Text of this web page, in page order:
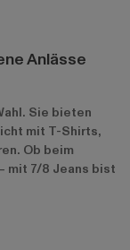
Anlässe
Sie bieten
mit T-Shirts,
Ob beim
mit 7/8 Jeans bist